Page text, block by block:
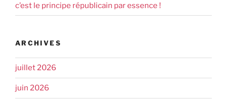
c’est le principe républicain par essence !
ARCHIVES
juillet 2026
juin 2026